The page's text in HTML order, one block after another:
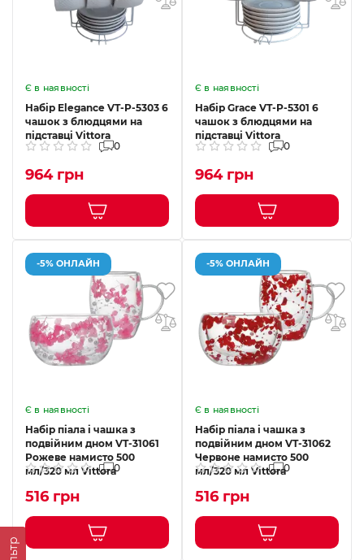
Є в наявності
Набір Elegance VT-P-5303 6
чашок з блюдцями на
підставці Vittora
0
964 грн
Є в наявності
Набір Grace VT-P-5301 6
чашок з блюдцями на
підставці Vittora
0
964 грн
-5% ОНЛАЙН
Є в наявності
Набір піала і чашка з
подвійним дном VT-31061
Рожеве намисто 500
мл/320 мл Vittora0
516 грн
-5% ОНЛАЙН
Є в наявності
Набір піала і чашка з
подвійним дном VT-31062
Червоне намисто 500
мл/320 мл Vittora0
516 грн